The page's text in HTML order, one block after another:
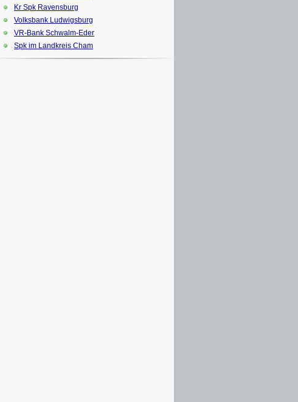
Kr Spk Ravensburg
Volksbank Ludwigsburg
VR-Bank Schwalm-Eder
Spk im Landkreis Cham